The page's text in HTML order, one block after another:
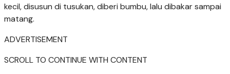
kecil, disusun di tusukan, diberi bumbu, lalu dibakar sampai
matang.
ADVERTISEMENT
SCROLL TO CONTINUE WITH CONTENT